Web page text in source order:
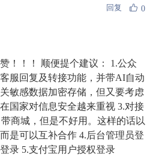
回复 0
！！！ 顺便提个建议： 1.公众
服回复及转接功能，并带AI自动
敏感数据加密存储，但又要考虑
国家对信息安全越来重视 3.对接
商城，但是不好用。这样的话以
是可以互补合作 4.后台管理员登
录 5.支付宝用户授权登录